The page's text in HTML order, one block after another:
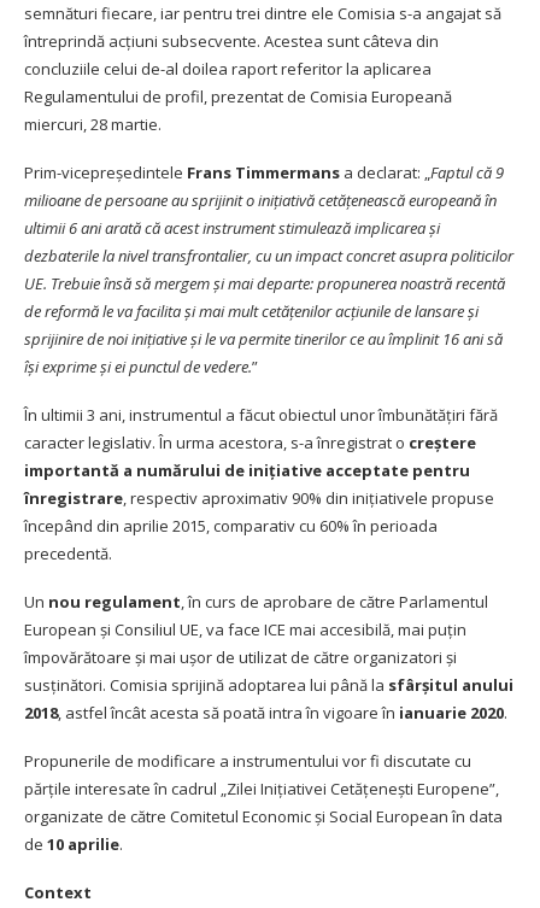
semnături fiecare, iar pentru trei dintre ele Comisia s-a angajat să
întreprindă acțiuni subsecvente. Acestea sunt câteva din
concluziile celui de-al doilea raport referitor la aplicarea
Regulamentului de profil, prezentat de Comisia Europeană
miercuri, 28 martie.
Prim-vicepreședintele Frans Timmermans a declarat: „Faptul că 9
milioane de persoane au sprijinit o inițiativă cetățenească europeană în
ultimii 6 ani arată că acest instrument stimulează implicarea și
dezbaterile la nivel transfrontalier, cu un impact concret asupra politicilor
UE. Trebuie însă să mergem și mai departe: propunerea noastră recentă
de reformă le va facilita și mai mult cetățenilor acțiunile de lansare și
sprijinire de noi inițiative și le va permite tinerilor ce au împlinit 16 ani să
își exprime și ei punctul de vedere.”
În ultimii 3 ani, instrumentul a făcut obiectul unor îmbunătățiri fără
caracter legislativ. În urma acestora, s-a înregistrat o creștere
importantă a numărului de inițiative acceptate pentru
înregistrare, respectiv aproximativ 90% din inițiativele propuse
începând din aprilie 2015, comparativ cu 60% în perioada
precedentă.
Un nou regulament, în curs de aprobare de către Parlamentul
European și Consiliul UE, va face ICE mai accesibilă, mai puțin
împovărătoare și mai ușor de utilizat de către organizatori și
susținători. Comisia sprijină adoptarea lui până la sfârșitul anului
2018, astfel încât acesta să poată intra în vigoare în ianuarie 2020.
Propunerile de modificare a instrumentului vor fi discutate cu
părțile interesate în cadrul „Zilei Inițiativei Cetățenești Europene”,
organizate de către Comitetul Economic și Social European în data
de 10 aprilie.
Context